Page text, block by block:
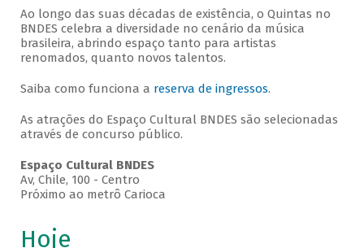
Ao longo das suas décadas de existência, o Quintas no
BNDES celebra a diversidade no cenário da música
brasileira, abrindo espaço tanto para artistas
renomados, quanto novos talentos.
Saiba como funciona a reserva de ingressos.
As atrações do Espaço Cultural BNDES são selecionadas
através de concurso público.
Espaço Cultural BNDES
Av, Chile, 100 - Centro
Próximo ao metrô Carioca
Hoje